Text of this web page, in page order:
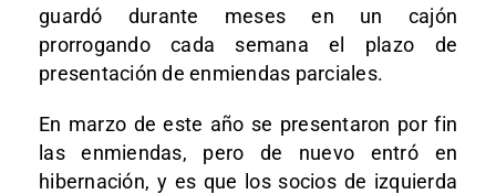
guardó durante meses en un cajón
prorrogando cada semana el plazo de
presentación de enmiendas parciales.
En marzo de este año se presentaron por fin
las enmiendas, pero de nuevo entró en
hibernación, y es que los socios de izquierda